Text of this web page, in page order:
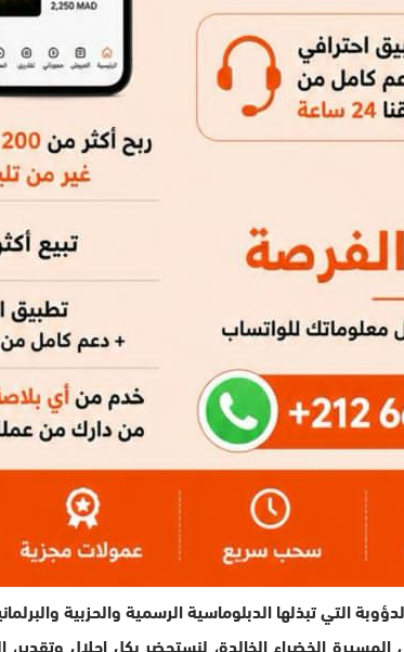
التي تبذلها الدبلوماسية الرسمية والحزبية
الخضراء الخالدة، لنستحضر بكل إجلال وتقدير،